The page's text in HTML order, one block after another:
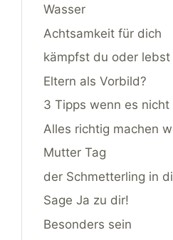
Wasser
Achtsamkeit für dich
kämpfst du oder lebst
Eltern als Vorbild?
3 Tipps wenn es
Alles richtig machen
Mutter Tag
der Schmetterling in
Sage Ja zu dir!
Besonders sein